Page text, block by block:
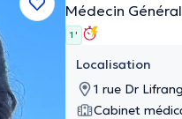
Médecin
1 '
Localisation
1 rue Dr
Cabinet